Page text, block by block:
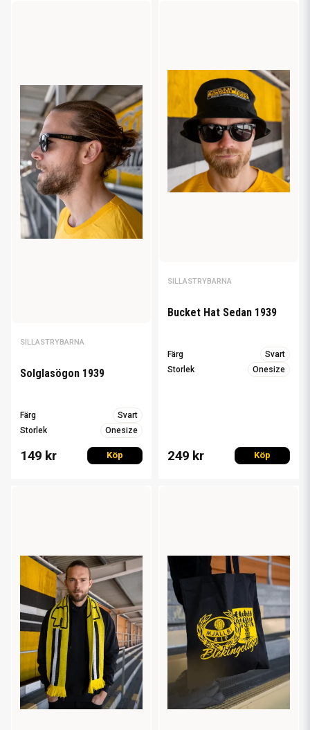
SILLASTRYBARNA
Solglasögon 1939
Färg
Svart
Storlek
Onesize
149 kr Köp
SILLASTRYBARNA
Bucket Hat Sedan 1939
Färg
Svart
Storlek
Onesize
249 kr Köp